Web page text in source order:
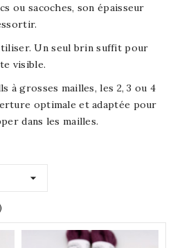
ou sacoches, son épaisseur
Un seul brin suffit pour
visible.
à grosses mailles, les 2, 3 ou 4
optimale et adaptée pour
dans les mailles.
